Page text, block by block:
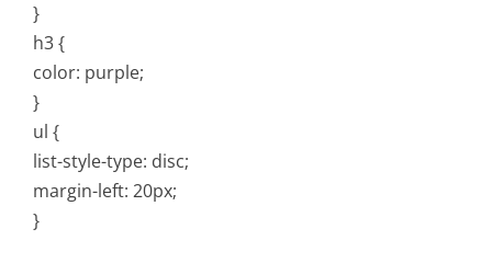
}
h3 {
color: purple;
}
ul {
list-style-type: disc;
margin-left: 20px;
}